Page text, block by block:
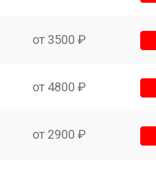
от 3500 ₽
от 4800 ₽
от 2900 ₽